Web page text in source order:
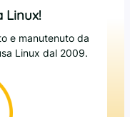
Linux!
e manutenuto da
Linux dal 2009.